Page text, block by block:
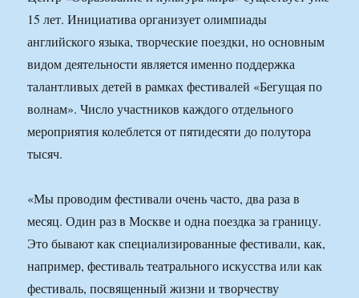
15 лет. Инициатива организует олимпиады
английского языка, творческие поездки, но основным
видом деятельности является именно поддержка
талантливых детей в рамках фестивалей «Бегущая по
волнам». Число участников каждого отдельного
мероприятия колеблется от пятидесяти до полутора
тысяч.
«Мы проводим фестивали очень часто, два раза в
месяц. Один раз в Москве и одна поездка за границу.
Это бывают как специализированные фестивали, как,
например, фестиваль театрального искусства или как
фестиваль, посвященный жизни и творчеству